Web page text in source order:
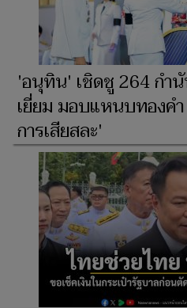
'อนุทิน' เชิดชู 264 กำ
เยี่ยม มอบแหนบทองค
การเสียสละ'